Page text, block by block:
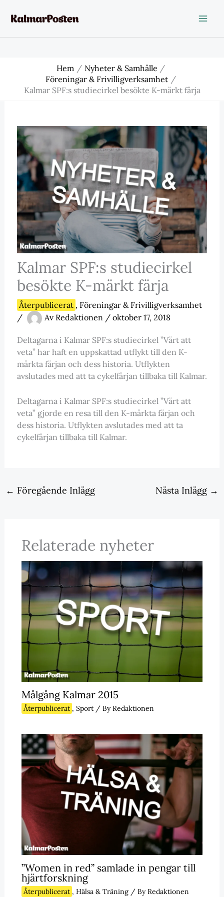
Hem
Nyheter & Samhälle
Föreningar & Frivilligverksamhet
Kalmar SPF:s studiecirkel besökte K-märkt färja
Kalmar SPF:s studiecirkel
besökte K-märkt färja
Återpublicerat , Föreningar & Frivilligverksamhet
/
Av Redaktionen / oktober 17, 2018
Deltagarna i Kalmar SPF:s studiecirkel ”Värt att
veta” har haft en uppskattad utflykt till den K-
märkta färjan och dess historia. Utflykten
avslutades med att ta cykelfärjan tillbaka till Kalmar.
Deltagarna i Kalmar SPF:s studiecirkel ”Värt att
veta” gjorde en resa till den K-märkta färjan och
dess historia. Utflykten avslutades med att ta
cykelfärjan tillbaka till Kalmar.
← Föregående Inlägg Nästa Inlägg →
Relaterade nyheter
Målgång Kalmar 2015
Återpublicerat , Sport/ ByRedaktionen
”Women in red” samlade in pengar till
hjärtforskning
Återpublicerat , Hälsa & Träning/ ByRedaktionen